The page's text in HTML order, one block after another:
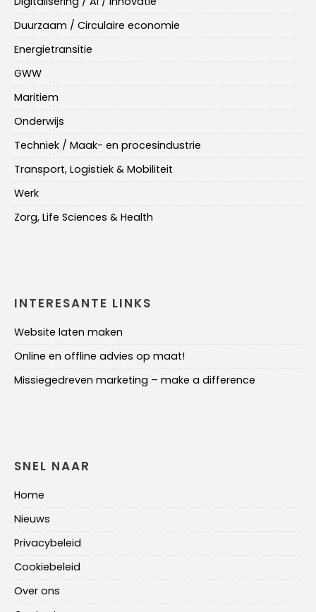
Duurzaam / Circulaire economie
Energietransitie
GWW
Maritiem
Onderwijs
Techniek / Maak- en procesindustrie
Transport, Logistiek & Mobiliteit
Werk
Zorg, Life Sciences & Health
INTERESANTE LINKS
Website laten maken
Online en offline advies op maat!
Missiegedreven marketing – make a difference
SNEL NAAR
Home
Nieuws
Privacybeleid
Cookiebeleid
Over ons